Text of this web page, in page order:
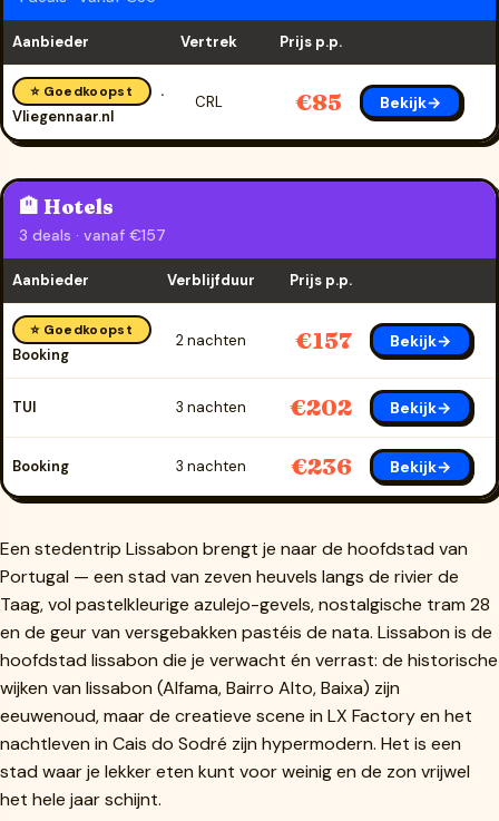
Aanbieder Vertrek Prijs p.p.
⭐ Goedkoopst
Vliegennaar.nl
CRL €85 Bekijk→
🏨 Hotels
3 deals · vanaf €157
Aanbieder Verblijfduur Prijs p.p.
⭐ Goedkoopst
Booking
2 nachten €157 Bekijk→
TUI 3 nachten €202 Bekijk→
Booking 3 nachten €236 Bekijk→
Een stedentrip Lissabon brengt je naar de hoofdstad van
Portugal — een stad van zeven heuvels langs de rivier de
Taag, vol pastelkleurige azulejo-gevels, nostalgische tram 28
en de geur van versgebakken pastéis de nata. Lissabon is de
hoofdstad lissabon die je verwacht én verrast: de historische
wijken van lissabon (Alfama, Bairro Alto, Baixa) zijn
eeuwenoud, maar de creatieve scene in LX Factory en het
nachtleven in Cais do Sodré zijn hypermodern. Het is een
stad waar je lekker eten kunt voor weinig en de zon vrijwel
het hele jaar schijnt.